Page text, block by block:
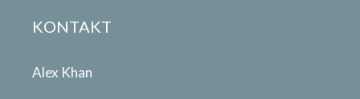
KONTAKT
Alex Khan